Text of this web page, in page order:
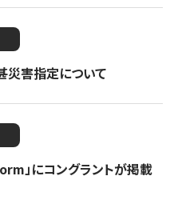
災害指定について
」にコングラントが掲載